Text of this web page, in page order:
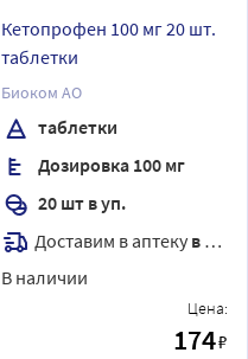
Кетопрофен 100 мг 20 шт.
таблетки
Биоком АО
таблетки
Дозировка 100 мг
20 шт в уп.
Доставим в аптеку в течение 7 дней
В наличии
Цена:
174₽